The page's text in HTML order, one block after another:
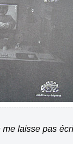
me laisse pas